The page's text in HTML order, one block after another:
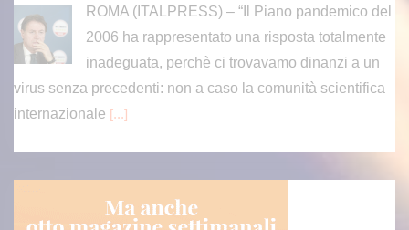
ROMA (ITALPRESS) – “Il Piano pandemico del
2006 ha rappresentato una risposta totalmente
inadeguata, perchè ci trovavamo dinanzi a un
virus senza precedenti: non a caso la comunità scientifica
internazionale [...]